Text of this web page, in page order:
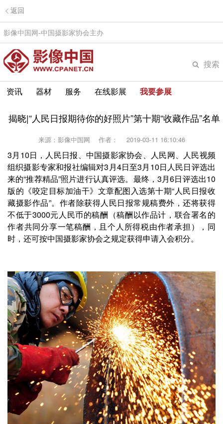
返回
影像中国网-中国摄影家协会主办
搜索
资讯 器材 服务 在线影展 我要参展
揭晓|“人民日报期待你的好照片”第十期“收藏作品”名单
来源：影像中国网 作者： 2019-03-11 16:10:46
3月10日，人民日报、中国摄影家协会、人民网、人民视频
组织摄影专家和报社编辑对3月4日至3月10日人民日评选出
来的“推荐精品”照片进行认真评选。最终，3月6日评选出10
版的《咬定目标加油干》文章配图入选第十期“人民日报收
藏摄影作品”。作者除获得人民日报常规稿费外，还将获得
不低于3000元人民币的稿酬（稿酬以作品计，联合署名的
作者共同分享一笔稿酬，且个人所得税由作者承担），同
时，还可按中国摄影家协会之规定获得申请入会积分。